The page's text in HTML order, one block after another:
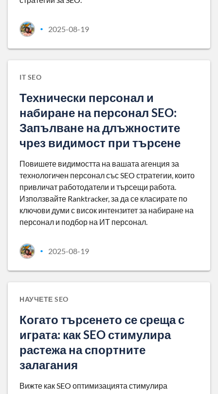
• 2025-08-19
IT SEO
Технически персонал и
набиране на персонал SEO:
Запълване на длъжностите
чрез видимост при търсене
Повишете видимостта на вашата агенция за
технологичен персонал със SEO стратегии, които
привличат работодатели и търсещи работа.
Използвайте Ranktracker, за да се класирате по
ключови думи с висок интензитет за набиране на
персонал и подбор на ИТ персонал.
• 2025-08-19
НАУЧЕТЕ SEO
Когато търсенето се среща с
играта: как SEO стимулира
растежа на спортните
залагания
Вижте как SEO оптимизацията стимулира